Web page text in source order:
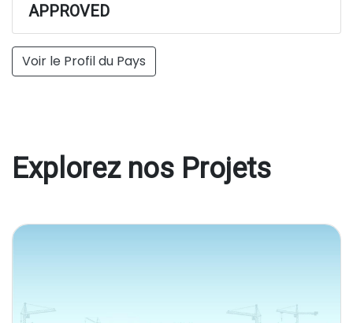
Voir le Profil du Pays
APPROVED
Explorez nos Projets